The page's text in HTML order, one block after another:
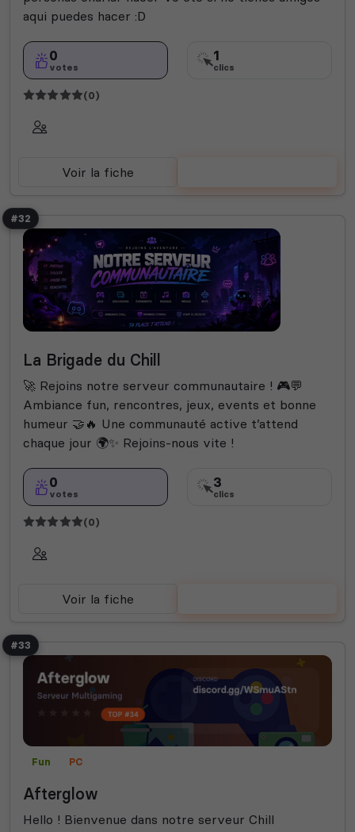
aqui puedes hacer :D
0
votes
1
clics
(0)
Voir la fiche
#32
La Brigade du Chill
🚀 Rejoins notre serveur communautaire ! 🎮💬
Ambiance fun, rencontres, jeux, events et bonne
humeur 🤝🔥 Une communauté active t’attend
chaque jour 🌍✨ Rejoins-nous vite !
0
votes
3
clics
(0)
Voir la fiche
#33
Fun PC
Afterglow
Hello ! Bienvenue dans notre serveur Chill